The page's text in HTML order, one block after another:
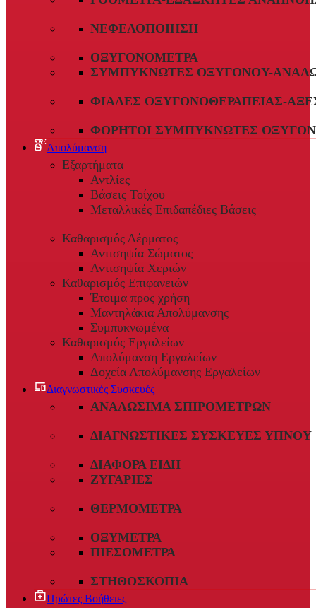
ΝΕΦΕΛΟΠΟΊΗΣΗ
ΟΞΥΓΟΝΌΜΕΤΡΑ
ΣΥΜΠΥΚΝΩΤΈΣ ΟΞΥΓΌΝΟΥ-
ΦΙΆΛΕΣ ΟΞΥΓΟΝΟΘΕΡΑΠΕΊΑΣ-
ΦΟΡΗΤΟΊ ΣΥΜΠΥΚΝΩΤΈΣ
Απολύμανση
Εξαρτήματα
Αντλίες
Βάσεις Τοίχου
Μεταλλικές Επιδαπέδιες Βάσεις
Καθαρισμός Δέρματος
Αντισηψία Σώματος
Αντισηψία Χεριών
Καθαρισμός Επιφανειών
Έτοιμα προς χρήση
Μαντηλάκια Απολύμανσης
Συμπυκνωμένα
Καθαρισμός Εργαλείων
Απολύμανση Εργαλείων
Δοχεία Απολύμανσης Εργαλείων
Διαγνωστικές Συσκευές
ΑΝΑΛΏΣΙΜΑ ΣΠΙΡΟΜΈΤΡΩΝ
ΔΙΑΓΝΩΣΤΙΚΈΣ ΣΥΣΚΕΥΈΣ ΎΠΝΟΥ
ΔΙΆΦΟΡΑ ΕΊΔΗ
ΖΥΓΑΡΙΈΣ
ΘΕΡΜΌΜΕΤΡΑ
ΟΞΎΜΕΤΡΑ
ΠΙΕΣΌΜΕΤΡΑ
ΣΤΗΘΟΣΚΌΠΙΑ
Πρώτες Βοήθειες